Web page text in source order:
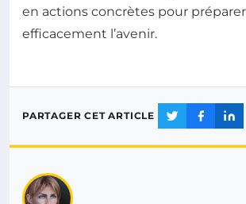
en actions concrètes pour préparer
efficacement l’avenir.
PARTAGER CET ARTICLE